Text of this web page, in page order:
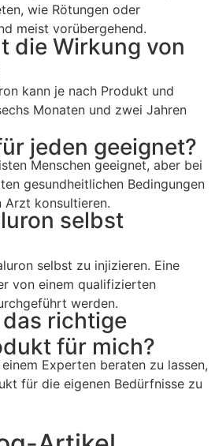
wie Rötungen oder
meist vorübergehend.
die Wirkung von
kann je nach Produkt und
Monaten und zwei Jahren
jeden geeignet?
Menschen geeignet, aber bei
gesundheitlichen Bedingungen
Arzt konsultieren.
selbst
selbst zu injizieren. Eine
von einem qualifizierten
werden.
richtige
für mich?
Experten beraten zu lassen,
für die eigenen Bedürfnisse zu